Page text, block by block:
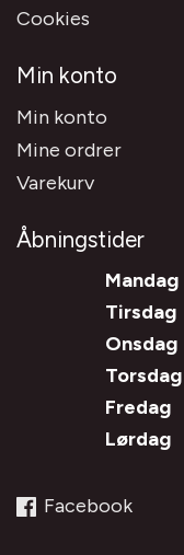
Cookies
Min konto
Min konto
Mine ordrer
Varekurv
Åbningstider
Mandag
Tirsdag
Onsdag
Torsdag
Fredag
Lørdag
Facebook